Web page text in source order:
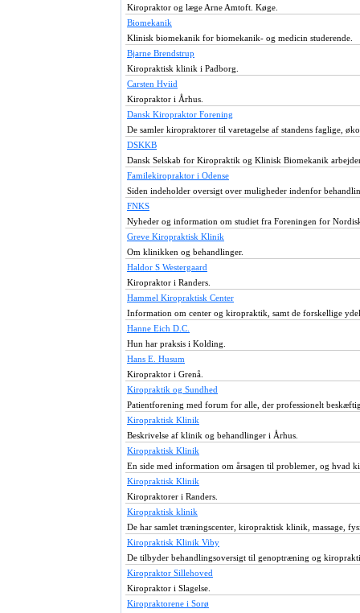
Kiropraktor og læge Arne Amtoft. Køge.
Biomekanik
Klinisk biomekanik for biomekanik- og medicin studerende.
Bjarne Brendstrup
Kiropraktisk klinik i Padborg.
Carsten Hviid
Kiropraktor i Århus.
Dansk Kiropraktor Forening
De samler kiropraktorer til varetagelse af standens faglige,
DSKKB
Dansk Selskab for Kiropraktik og Klinisk Biomekanik
Familekiropraktor i Odense
Siden indeholder oversigt over muligheder indenfor
FNKS
Nyheder og information om studiet fra Foreningen for
Greve Kiropraktisk Klinik
Om klinikken og behandlinger.
Haldor S Westergaard
Kiropraktor i Randers.
Hammel Kiropraktisk Center
Information om center og kiropraktik, samt de forskellige
Hanne Eich D.C.
Hun har praksis i Kolding.
Hans E. Husum
Kiropraktor i Grenå.
Kiropraktik og Sundhed
Patientforening med forum for alle, der professionelt
Kiropraktisk Klinik
Beskrivelse af klinik og behandlinger i Århus.
Kiropraktisk Klinik
En side med information om årsagen til problemer, og hvad
Kiropraktisk Klinik
Kiropraktorer i Randers.
Kiropraktisk klinik
De har samlet træningscenter, kiropraktisk klinik, massage,
Kiropraktisk Klinik Viby
De tilbyder behandlingsoversigt til genoptræning og
Kiropraktor Sillehoved
Kiropraktor i Slagelse.
Kiropraktorene i Sorø